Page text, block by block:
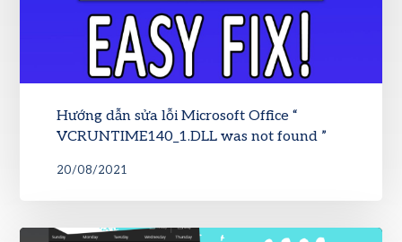
Hướng dẫn sửa lỗi Microsoft Office “
VCRUNTIME140_1.DLL was not found ”
20/08/2021